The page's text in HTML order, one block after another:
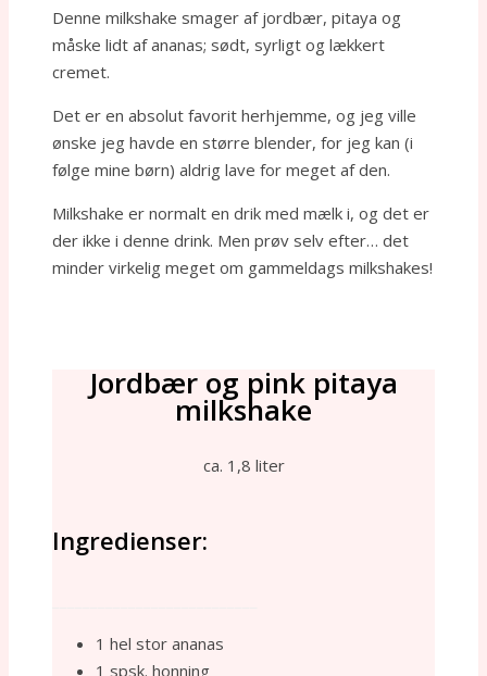
Denne milkshake smager af jordbær, pitaya og
måske lidt af ananas; sødt, syrligt og lækkert
cremet.
Det er en absolut favorit herhjemme, og jeg ville
ønske jeg havde en større blender, for jeg kan (i
følge mine børn) aldrig lave for meget af den.
Milkshake er normalt en drik med mælk i, og det er
der ikke i denne drink. Men prøv selv efter… det
minder virkelig meget om gammeldags milkshakes!
Jordbær og pink pitaya
milkshake
ca. 1,8 liter
Ingredienser:
1 hel stor ananas
1 spsk. honning